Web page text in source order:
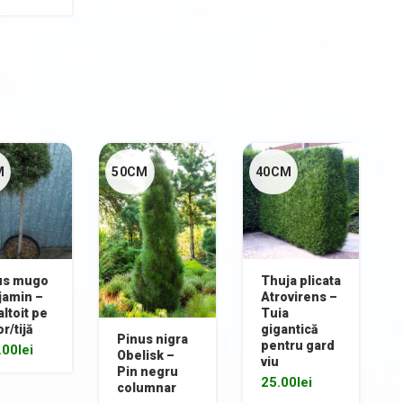
mugo
–
pe
tijă
lei
50CM
Pinus nigra
Obelisk –
Pin negru
columnar
40CM
Thuja plicata
Atrovirens –
Tuia
gigantică
pentru gard
viu
25.00lei